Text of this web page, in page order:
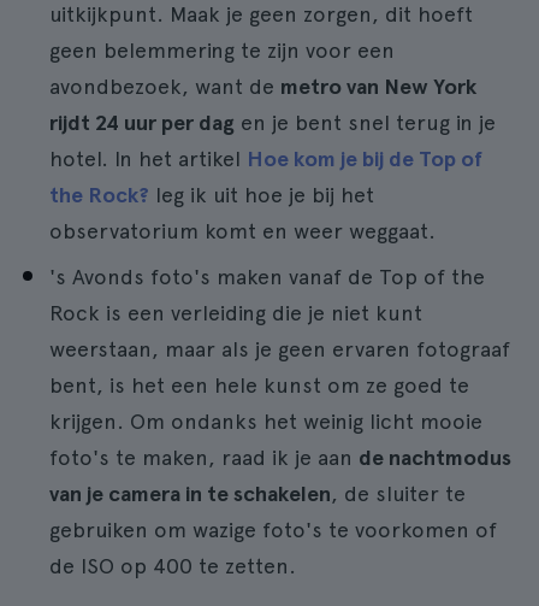
uitkijkpunt. Maak je geen zorgen, dit hoeft
geen belemmering te zijn voor een
avondbezoek, want de metro van New York
rijdt 24 uur per dag en je bent snel terug in je
hotel. In het artikel Hoe kom je bij de Top of
the Rock? leg ik uit hoe je bij het
observatorium komt en weer weggaat.
's Avonds foto's maken vanaf de Top of the
Rock is een verleiding die je niet kunt
weerstaan, maar als je geen ervaren fotograaf
bent, is het een hele kunst om ze goed te
krijgen. Om ondanks het weinig licht mooie
foto's te maken, raad ik je aan de nachtmodus
van je camera in te schakelen, de sluiter te
gebruiken om wazige foto's te voorkomen of
de ISO op 400 te zetten.